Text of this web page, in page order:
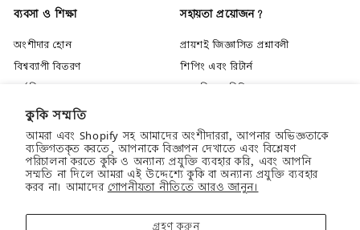
কুকি সম্মতি
আমরা এবং Shopify সহ আমাদের অংশীদাররা, আপনার অভিজ্ঞতাকে
ব্যক্তিগতকৃত করতে, আপনাকে বিজ্ঞাপন দেখাতে এবং বিশ্লেষণ
পরিচালনা করতে কুকি ও অন্যান্য প্রযুক্তি ব্যবহার করি, এবং আপনি
সম্মতি না দিলে আমরা এই উদ্দেশ্যে কুকি বা অন্যান্য প্রযুক্তি ব্যবহার
করব না। আমাদের গোপনীয়তা নীতিতে আরও জানুন।
গ্রহণ করুন
ব্যবসা ও শিক্ষা
অংশীদার হোন
বিশ্বব্যাপী বিতরণ
কর্মজীবন
বিশেষজ্ঞ হয়ে উঠুন
শিক্ষা কেন্দ্র
সহায়তা প্রয়োজন?
প্রায়শই জিজ্ঞাসিত প্রশ্নাবলী
শিপিং এবং রিটার্ন
গোপনীয়তা নীতি
যোগাযোগ করুন
আপনার প্রথম কেনাকাটায় ২০% ছাড় উপভোগ
করুন
কেনাকাটার জন্য একটি ২০% ছাড়ের কোড পাঠিয়ে